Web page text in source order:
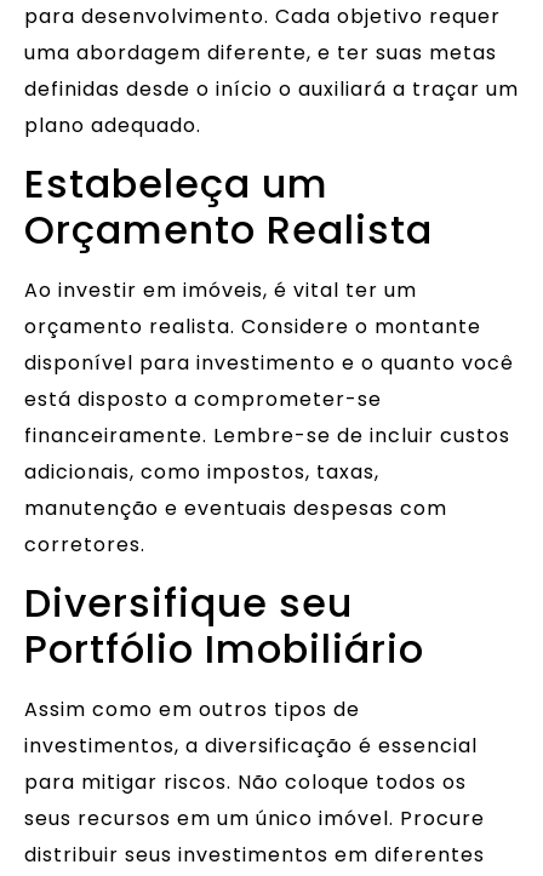
para desenvolvimento. Cada objetivo requer
uma abordagem diferente, e ter suas metas
definidas desde o início o auxiliará a traçar um
plano adequado.
Estabeleça um
Orçamento Realista
Ao investir em imóveis, é vital ter um
orçamento realista. Considere o montante
disponível para investimento e o quanto você
está disposto a comprometer-se
financeiramente. Lembre-se de incluir custos
adicionais, como impostos, taxas,
manutenção e eventuais despesas com
corretores.
Diversifique seu
Portfólio Imobiliário
Assim como em outros tipos de
investimentos, a diversificação é essencial
para mitigar riscos. Não coloque todos os
seus recursos em um único imóvel. Procure
distribuir seus investimentos em diferentes